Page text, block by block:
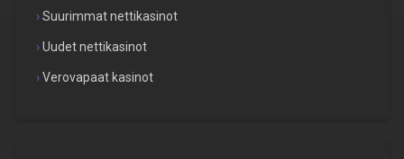
Suurimmat nettikasinot
Uudet nettikasinot
Verovapaat kasinot